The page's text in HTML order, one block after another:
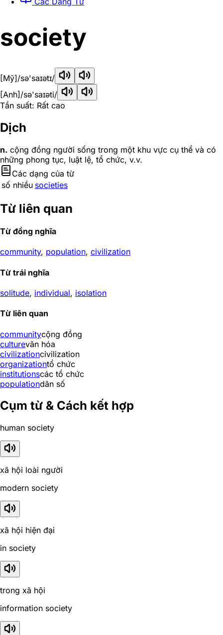
society
[Mỹ]/sə'saɪətɪ/
[Anh] /sə'saɪəti/
Tần suất: Rất cao
Dịch
n. cộng đồng người sống trong một khu vực cụ thể và có
những phong tục, luật lệ, tổ chức, v.v.
Các dạng của từ
số nhiều societies
Từ liên quan
Từ đồng nghĩa
community, population, civilization
Từ trái nghĩa
solitude, individual, isolation
Từ liên quan
communitycộng đồng
culturevăn hóa
civilizationcivilization
organizationtổ chức
institutionscác tổ chức
populationdân số
Cụm từ & Cách kết hợp
human society
xã hội loài người
modern society
xã hội hiện đại
in society
trong xã hội
information society